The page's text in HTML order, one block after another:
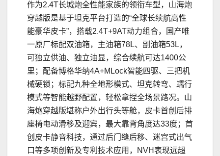
作为2.4T长城炮全性能家族的领衔车型，山海炮
穿越版是基于坦克平台打造的“全球长续航高性
能豪华皮卡”，搭载2.4T+9AT动力组合，国产唯
一原厂标配双油箱，主油箱78L、副油箱53L，
可独立供油、独立油显，综合续航可达1400公
里；配备博格华纳4A+MLock智能四驱、三把机
械硬锁；标配九种全地形模式、坦克转弯、蠕行
模式等智能越野配置，轻松拿捏全场景路况。山
海炮穿越版堪称户外出行头等舱，皮卡首创后排
座椅电动滑移及迎宾，最大靠背角度达33度；首
创皮卡静音科技，通过后门缝后移、迷宫式出气
口等多项创新及专利技术应用，NVH表现远超